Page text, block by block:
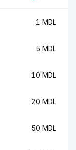
1 MDL
5 MDL
10 MDL
20 MDL
50 MDL